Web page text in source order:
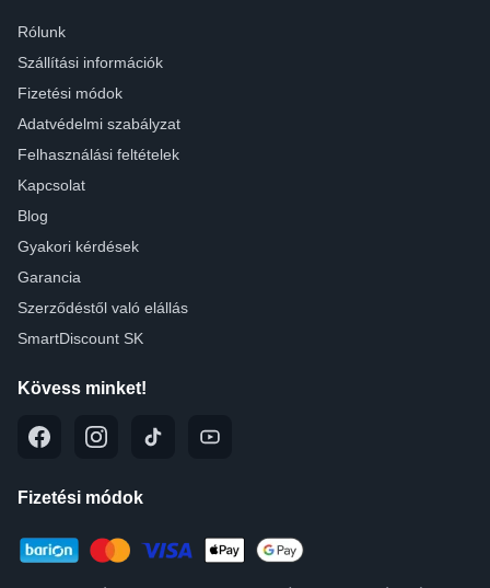
Rólunk
Szállítási információk
Fizetési módok
Adatvédelmi szabályzat
Felhasználási feltételek
Kapcsolat
Blog
Gyakori kérdések
Garancia
Szerződéstől való elállás
SmartDiscount SK
Kövess minket!
Fizetési módok